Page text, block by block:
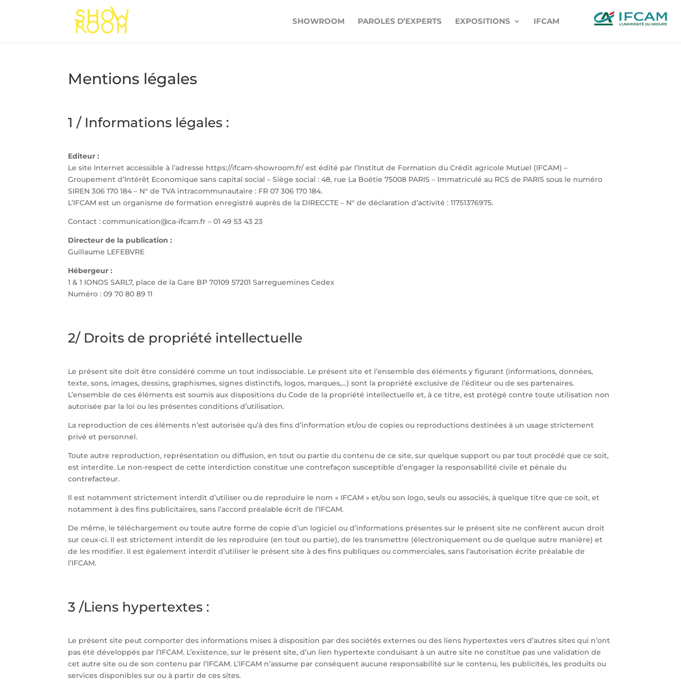
SHOWROOM PAROLES D’EXPERTS EXPOSITIONS IFCAM
Mentions légales
1 / Informations légales :
Editeur :
Le site Internet accessible à l’adresse https://ifcam-showroom.fr/ est édité par l’Institut de Formation du Crédit agricole Mutuel (IFCAM) –
Groupement d’Intérêt Economique sans capital social – Siège social : 48, rue La Boétie 75008 PARIS – Immatriculé au RCS de PARIS sous le numéro
SIREN 306 170 184 – N° de TVA intracommunautaire : FR 07 306 170 184.
L’IFCAM est un organisme de formation enregistré auprès de la DIRECCTE – N° de déclaration d’activité : 11751376975.
Contact : communication@ca-ifcam.fr – 01 49 53 43 23
Directeur de la publication :
Guillaume LEFEBVRE
Hébergeur :
1 & 1 IONOS SARL7, place de la Gare BP 70109 57201 Sarreguemines Cedex
Numéro : 09 70 80 89 11
2/ Droits de propriété intellectuelle
Le présent site doit être considéré comme un tout indissociable. Le présent site et l’ensemble des éléments y figurant (informations, données,
texte, sons, images, dessins, graphismes, signes distinctifs, logos, marques,…) sont la propriété exclusive de l’éditeur ou de ses partenaires.
L’ensemble de ces éléments est soumis aux dispositions du Code de la propriété intellectuelle et, à ce titre, est protégé contre toute utilisation non
autorisée par la loi ou les présentes conditions d’utilisation.
La reproduction de ces éléments n’est autorisée qu’à des fins d’information et/ou de copies ou reproductions destinées à un usage strictement
privé et personnel.
Toute autre reproduction, représentation ou diffusion, en tout ou partie du contenu de ce site, sur quelque support ou par tout procédé que ce soit,
est interdite. Le non-respect de cette interdiction constitue une contrefaçon susceptible d’engager la responsabilité civile et pénale du
contrefacteur.
Il est notamment strictement interdit d’utiliser ou de reproduire le nom « IFCAM » et/ou son logo, seuls ou associés, à quelque titre que ce soit, et
notamment à des fins publicitaires, sans l’accord préalable écrit de l’IFCAM.
De même, le téléchargement ou toute autre forme de copie d’un logiciel ou d’informations présentes sur le présent site ne confèrent aucun droit
sur ceux-ci. Il est strictement interdit de les reproduire (en tout ou partie), de les transmettre (électroniquement ou de quelque autre manière) et
de les modifier. Il est également interdit d’utiliser le présent site à des fins publiques ou commerciales, sans l’autorisation écrite préalable de
l’IFCAM.
3 /Liens hypertextes :
Le présent site peut comporter des informations mises à disposition par des sociétés externes ou des liens hypertextes vers d’autres sites qui n’ont
pas été développés par l’IFCAM. L’existence, sur le présent site, d’un lien hypertexte conduisant à un autre site ne constitue pas une validation de
cet autre site ou de son contenu par l’IFCAM. L’IFCAM n’assume par conséquent aucune responsabilité sur le contenu, les publicités, les produits ou
services disponibles sur ou à partir de ces sites.